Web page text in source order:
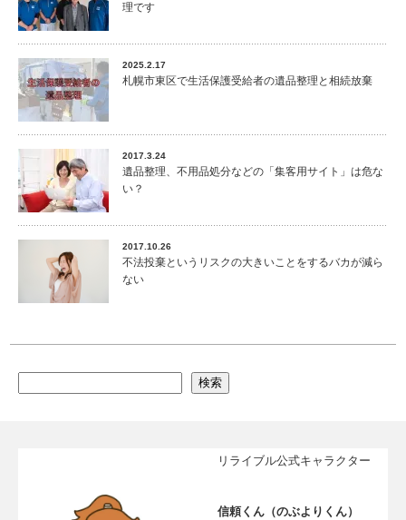
理です
2025.2.17
札幌市東区で生活保護受給者の遺品整理と相続放棄
2017.3.24
遺品整理、不用品処分などの「集客用サイト」は危な
い？
2017.10.26
不法投棄というリスクの大きいことをするバカが減ら
ない
検索
リライブル公式キャラクター
信頼くん（のぶよりくん）